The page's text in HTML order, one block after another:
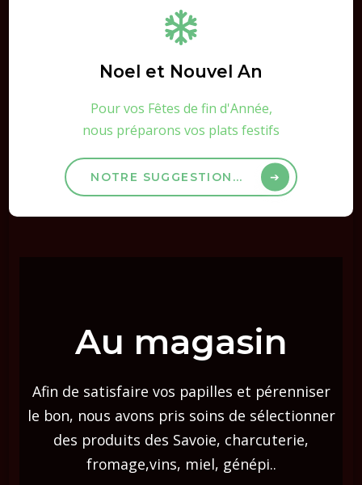
Noel et Nouvel An
Pour vos Fêtes de fin d'Année,
nous préparons vos plats festifs
NOTRE SUGGESTION...
Au magasin
Afin de satisfaire vos papilles et pérenniser
le bon, nous avons pris soins de sélectionner
des produits des Savoie, charcuterie,
fromage,vins, miel, génépi..